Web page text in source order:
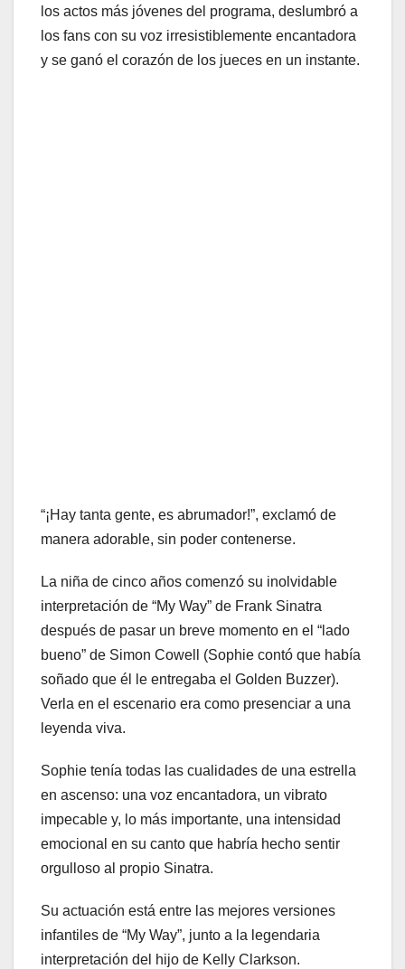
los actos más jóvenes del programa, deslumbró a
los fans con su voz irresistiblemente encantadora
y se ganó el corazón de los jueces en un instante.
“¡Hay tanta gente, es abrumador!”, exclamó de
manera adorable, sin poder contenerse.
La niña de cinco años comenzó su inolvidable
interpretación de “My Way” de Frank Sinatra
después de pasar un breve momento en el “lado
bueno” de Simon Cowell (Sophie contó que había
soñado que él le entregaba el Golden Buzzer).
Verla en el escenario era como presenciar a una
leyenda viva.
Sophie tenía todas las cualidades de una estrella
en ascenso: una voz encantadora, un vibrato
impecable y, lo más importante, una intensidad
emocional en su canto que habría hecho sentir
orgulloso al propio Sinatra.
Su actuación está entre las mejores versiones
infantiles de “My Way”, junto a la legendaria
interpretación del hijo de Kelly Clarkson.